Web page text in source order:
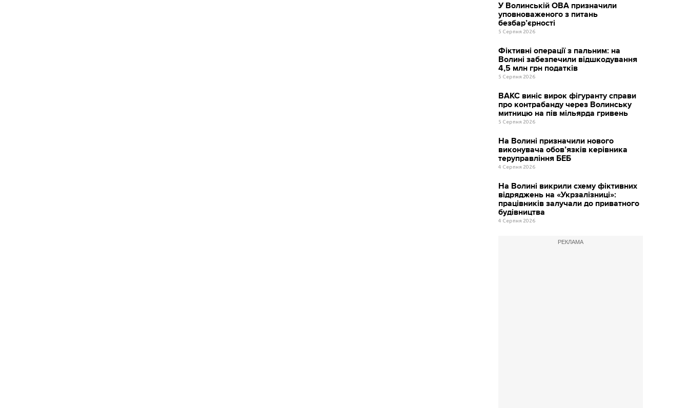
У Волинській ОВА призначили
уповноваженого з питань
безбар’єрності
5 Серпня 2026
Фіктивні операції з пальним: на
Волині забезпечили відшкодування
4,5 млн грн податків
5 Серпня 2026
ВАКС виніс вирок фігуранту справи
про контрабанду через Волинську
митницю на пів мільярда гривень
5 Серпня 2026
На Волині призначили нового
виконувача обов’язків керівника
теруправління БЕБ
4 Серпня 2026
На Волині викрили схему фіктивних
відряджень на «Укрзалізниці»:
працівників залучали до приватного
будівництва
4 Серпня 2026
РЕКЛАМА